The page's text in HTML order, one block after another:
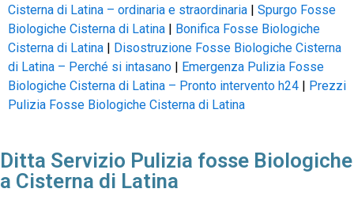
Cisterna di Latina – ordinaria e straordinaria | Spurgo Fosse
Biologiche Cisterna di Latina | Bonifica Fosse Biologiche
Cisterna di Latina | Disostruzione Fosse Biologiche Cisterna
di Latina – Perché si intasano | Emergenza Pulizia Fosse
Biologiche Cisterna di Latina – Pronto intervento h24 | Prezzi
Pulizia Fosse Biologiche Cisterna di Latina
Ditta Servizio Pulizia fosse Biologiche
a Cisterna di Latina